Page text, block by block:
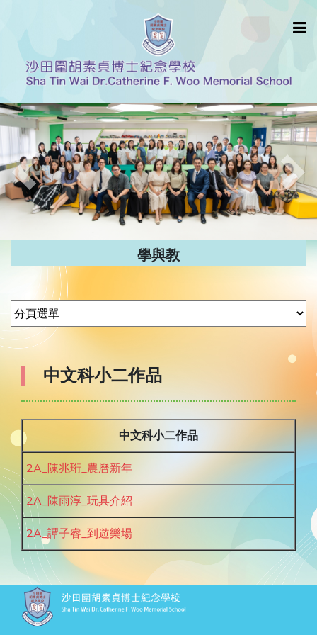
Previous Next
學與教
中文科小二作品
中文科小二作品
2A_陳兆珩_農曆新年
2A_陳雨淳_玩具介紹
2A_譚子睿_到遊樂場